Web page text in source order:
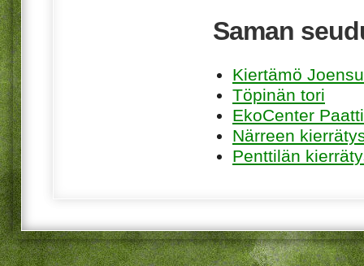
Saman
Kiertämö
Töpinän tori
EkoCenter Paatti
Närreen
Penttilän